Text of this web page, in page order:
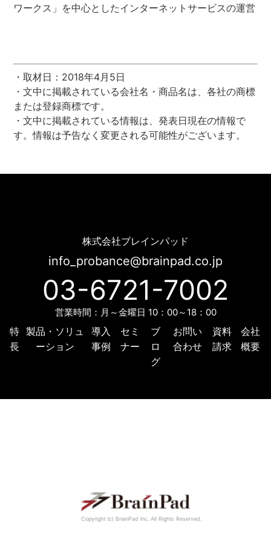
ワークス」を中心としたインターネットサービスの運営
・取材日：2018年4月5日
・文中に掲載されている会社名・商品名は、各社の商標
または登録商標です。
・文中に掲載されている情報は、発表日現在の情報で
す。情報は予告なく変更される可能性がございます。
株式会社ブレインパッド
info_probance@brainpad.co.jp
03-6721-7002
営業時間：月～金曜日 10：00～18：00
特
長
製品・ソリュ
ーション
導入
事例
セミ
ナー
ブ
ロ
グ
お問い
合わせ
資料
請求
会社
概要
Copyright (c) BrainPad lnc. All Rights Reserved.